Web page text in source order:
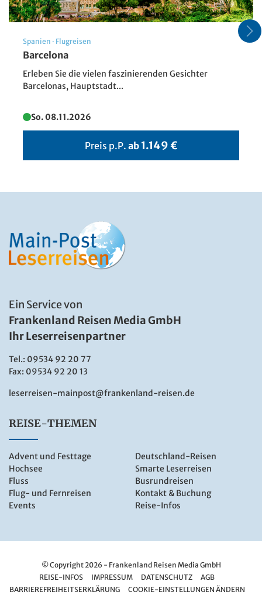
Lappland - Polarlichter
Spanien · Flugreisen
Barcelona
Erleben Sie die vielen faszinierenden Gesichter
Barcelonas, Hauptstadt...
So. 08.11.2026
Preis p.P. ab 1.149 €
Ein Service von
Frankenland Reisen Media GmbH
Ihr Leserreisenpartner
Tel.: 09534 92 20 77
Fax: 09534 92 20 13
leserreisen-mainpost@frankenland-reisen.de
REISE-THEMEN
Advent und Festtage
Hochsee
Fluss
Flug- und Fernreisen
Events
Deutschland-Reisen
Smarte Leserreisen
Busrundreisen
Kontakt & Buchung
Reise-Infos
© Copyright 2026 - Frankenland Reisen Media GmbH
REISE-INFOS
IMPRESSUM DATENSCHUTZ
AGB
BARRIEREFREIHEITSERKLÄRUNG
COOKIE-EINSTELLUNGEN ÄNDERN